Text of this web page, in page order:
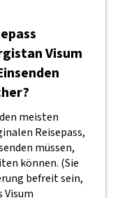
Visum
meisten
Reisepass,
müssen,
können. (Sie
befreit sein,
Visum